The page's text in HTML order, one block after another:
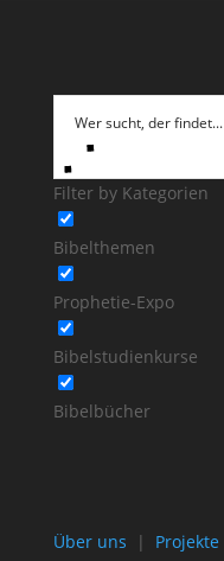
Filter by Kategorien
Bibelthemen
Prophetie-Expo
Bibelstudienkurse
Bibelbücher
Über uns | Projekte